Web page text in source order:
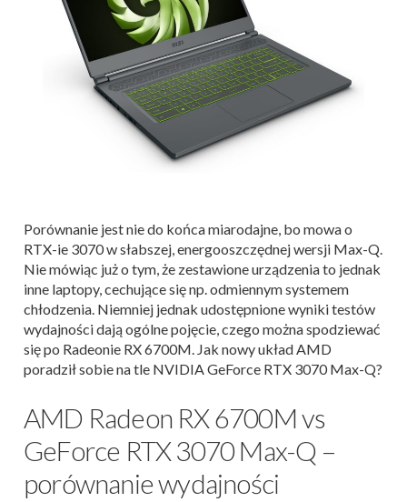
Porównanie jest nie do końca miarodajne, bo mowa o
RTX-ie 3070 w słabszej, energooszczędnej wersji Max-Q.
Nie mówiąc już o tym, że zestawione urządzenia to jednak
inne laptopy, cechujące się np. odmiennym systemem
chłodzenia. Niemniej jednak udostępnione wyniki testów
wydajności dają ogólne pojęcie, czego można spodziewać
się po Radeonie RX 6700M. Jak nowy układ AMD
poradził sobie na tle NVIDIA GeForce RTX 3070 Max-Q?
AMD Radeon RX 6700M vs
GeForce RTX 3070 Max-Q –
porównanie wydajności